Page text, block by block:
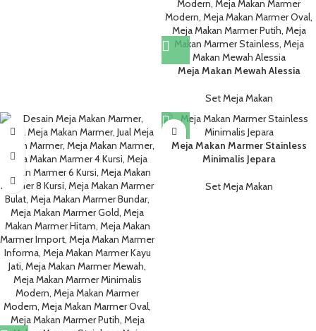
Meja Makan Mewah Alessia
Set Meja Makan
Meja Makan Marmer Stainless
Minimalis Jepara
Set Meja Makan